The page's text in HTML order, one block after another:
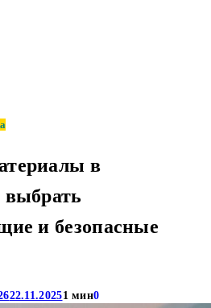
в
и безопасные
22.11.20251 мин0